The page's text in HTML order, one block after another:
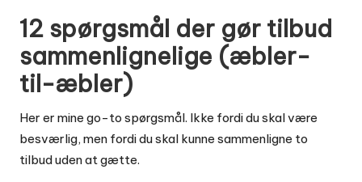
12 spørgsmål der gør tilbud
sammenlignelige (æbler-
til-æbler)
Her er mine go-to spørgsmål. Ikke fordi du skal være
besværlig, men fordi du skal kunne sammenligne to
tilbud uden at gætte.